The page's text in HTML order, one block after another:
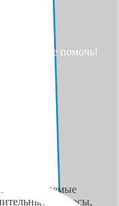
Разрешите помочь!
задаваемые
вопросы,